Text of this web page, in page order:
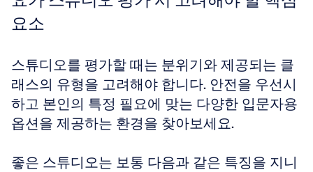
요소
스튜디오를 평가할 때는 분위기와 제공되는 클
래스의 유형을 고려해야 합니다. 안전을 우선시
하고 본인의 특정 필요에 맞는 다양한 입문자용
옵션을 제공하는 환경을 찾아보세요.
좋은 스튜디오는 보통 다음과 같은 특징을 지니